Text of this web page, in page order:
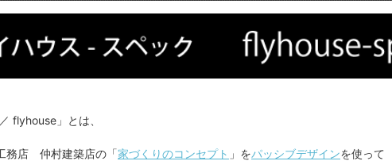
flyhouse」とは、
務店 仲村建築店の「家づくりのコンセプト 」をパッシブデザインを使って